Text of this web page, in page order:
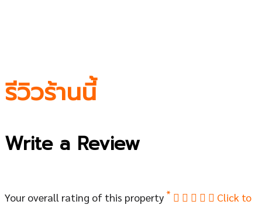
รีวิวร้านนี้
Write a Review
Your overall rating of this property *
Click to